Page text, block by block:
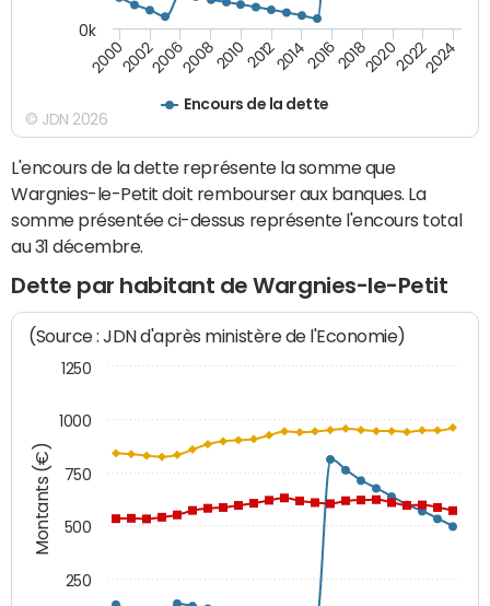
Encours de la dette
200020022006200820102012201420162018202020222024
0k
© JDN 2026
L'encours de la dette représente la somme que
Wargnies-le-Petit doit rembourser aux banques. La
somme présentée ci-dessus représente l'encours total
au 31 décembre.
Dette par habitant de Wargnies-le-Petit
Montants (€)
(Source : JDN d'après ministère de l'Economie)
250
500
750
1000
1250